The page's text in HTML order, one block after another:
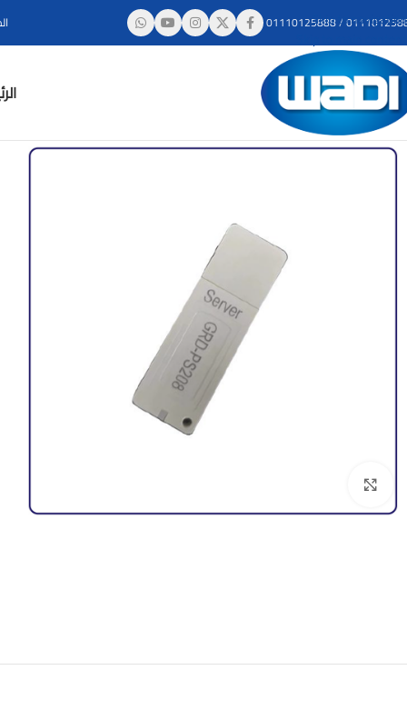
Skip to navigation
/
01110125888